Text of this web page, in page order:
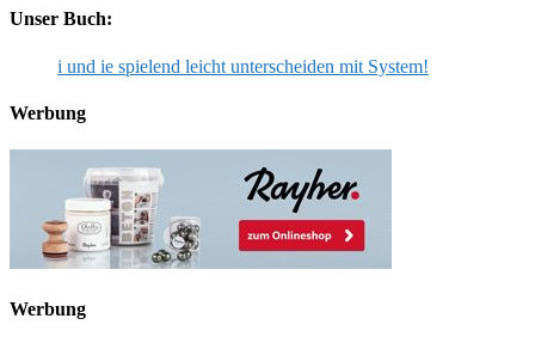
Unser Buch:
i und ie spielend leicht unterscheiden mit System!
Werbung
Werbung